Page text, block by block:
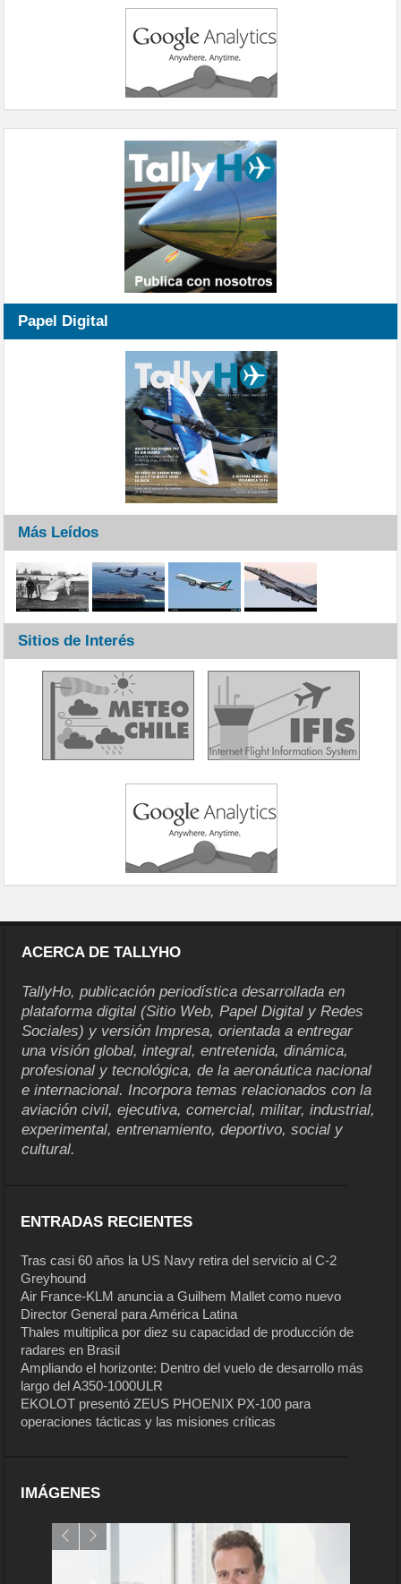
Papel Digital
Más Leídos
Sitios de Interés
ACERCA DE TALLYHO
TallyHo, publicación periodística desarrollada en
plataforma digital (Sitio Web, Papel Digital y Redes
Sociales) y versión Impresa, orientada a entregar
una visión global, integral, entretenida, dinámica,
profesional y tecnológica, de la aeronáutica nacional
e internacional. Incorpora temas relacionados con la
aviación civil, ejecutiva, comercial, militar, industrial,
experimental, entrenamiento, deportivo, social y
cultural.
ENTRADAS RECIENTES
Tras casi 60 años la US Navy retira del servicio al C-2
Greyhound
Air France-KLM anuncia a Guilhem Mallet como nuevo
Director General para América Latina
Thales multiplica por diez su capacidad de producción de
radares en Brasil
Ampliando el horizonte: Dentro del vuelo de desarrollo más
largo del A350-1000ULR
EKOLOT presentó ZEUS PHOENIX PX-100 para
operaciones tácticas y las misiones críticas
IMÁGENES